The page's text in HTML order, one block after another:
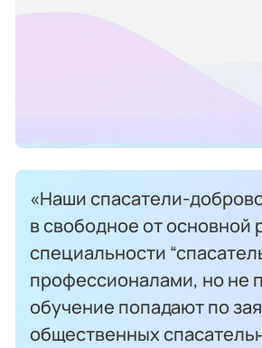
«Наши спасатели-
в свободное от основной
специальности
профессионалами, но не
обучение попадают по
общественных